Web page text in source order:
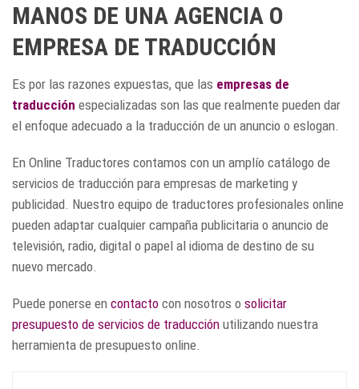
MANOS DE UNA AGENCIA O
EMPRESA DE TRADUCCIÓN
Es por las razones expuestas, que las empresas de
traducción especializadas son las que realmente pueden dar
el enfoque adecuado a la traducción de un anuncio o eslogan.
En Online Traductores contamos con un amplío catálogo de
servicios de traducción para empresas de marketing y
publicidad. Nuestro equipo de traductores profesionales online
pueden adaptar cualquier campaña publicitaria o anuncio de
televisión, radio, digital o papel al idioma de destino de su
nuevo mercado.
Puede ponerse en contacto con nosotros o solicitar
presupuesto de servicios de traducción utilizando nuestra
herramienta de presupuesto online.